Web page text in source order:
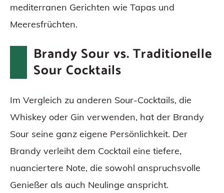
mediterranen Gerichten wie Tapas und
Meeresfrüchten.
Brandy Sour vs. Traditionelle
Sour Cocktails
Im Vergleich zu anderen Sour-Cocktails, die
Whiskey oder Gin verwenden, hat der Brandy
Sour seine ganz eigene Persönlichkeit. Der
Brandy verleiht dem Cocktail eine tiefere,
nuanciertere Note, die sowohl anspruchsvolle
Genießer als auch Neulinge anspricht.